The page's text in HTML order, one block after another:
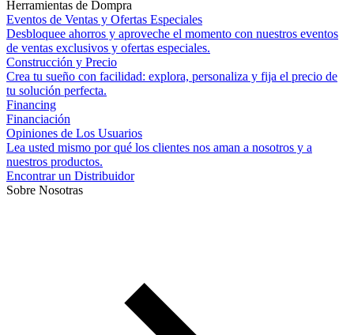
Herramientas de Dompra
Eventos de Ventas y Ofertas Especiales
Desbloquee ahorros y aproveche el momento con nuestros eventos
de ventas exclusivos y ofertas especiales.
Construcción y Precio
Crea tu sueño con facilidad: explora, personaliza y fija el precio de
tu solución perfecta.
Financing
Financiación
Opiniones de Los Usuarios
Lea usted mismo por qué los clientes nos aman a nosotros y a
nuestros productos.
Encontrar un Distribuidor
Sobre Nosotras